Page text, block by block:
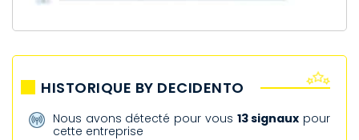
HISTORIQUE BY DECIDENTO
Nous avons détecté pour vous 13 signaux pour
cette entreprise